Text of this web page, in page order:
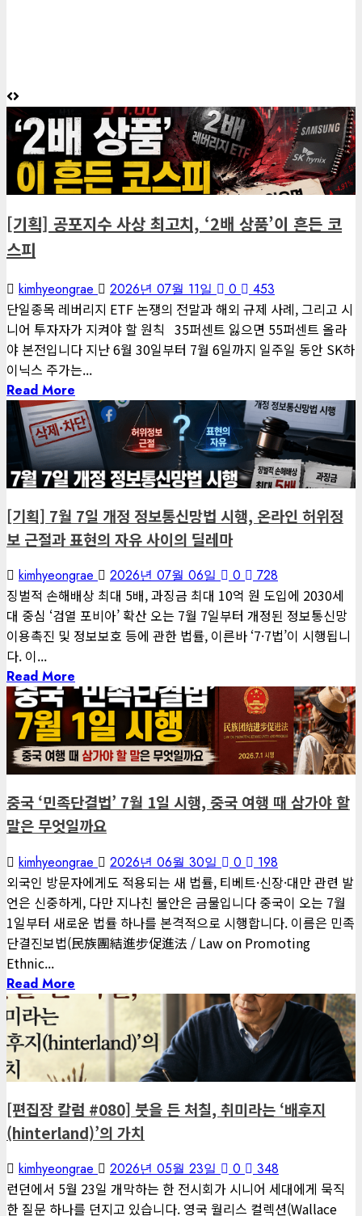
6 minutes read
게재된 글
편집장 칼럼
[기획] 공포지수 사상 최고치, ‘2배 상품’이 흔든 코
스피
kimhyeongrae 2026년 07월 11일 0 453
단일종목 레버리지 ETF 논쟁의 전말과 해외 규제 사례, 그리고 시
니어 투자자가 지켜야 할 원칙 35퍼센트 잃으면 55퍼센트 올라
야 본전입니다 지난 6월 30일부터 7월 6일까지 일주일 동안 SK하
이닉스 주가는...
Read More
3 minutes read
게재된 글
글로벌 트렌드
[기획] 7월 7일 개정 정보통신망법 시행, 온라인 허위정
보 근절과 표현의 자유 사이의 딜레마
kimhyeongrae 2026년 07월 06일 0 728
징벌적 손해배상 최대 5배, 과징금 최대 10억 원 도입에 2030세
대 중심 ‘검열 포비아’ 확산 오는 7월 7일부터 개정된 정보통신망
이용촉진 및 정보보호 등에 관한 법률, 이른바 ‘7·7법’이 시행됩니
다. 이...
Read More
1 minute read
게재된 글
글로벌 트렌드
중국 ‘민족단결법’ 7월 1일 시행, 중국 여행 때 삼가야 할
말은 무엇일까요
kimhyeongrae 2026년 06월 30일 0 198
외국인 방문자에게도 적용되는 새 법률, 티베트·신장·대만 관련 발
언은 신중하게, 다만 지나친 불안은 금물입니다 중국이 오는 7월
1일부터 새로운 법률 하나를 본격적으로 시행합니다. 이름은 민족
단결진보법(民族團結進步促進法 / Law on Promoting
Ethnic...
Read More
1 minute read
게재된 글
편집장 칼럼
[편집장 칼럼 #080] 붓을 든 처칠, 취미라는 ‘배후지
(hinterland)’의 가치
kimhyeongrae 2026년 05월 23일 0 348
런던에서 5월 23일 개막하는 한 전시회가 시니어 세대에게 묵직
한 질문 하나를 던지고 있습니다. 영국 월리스 컬렉션(Wallace